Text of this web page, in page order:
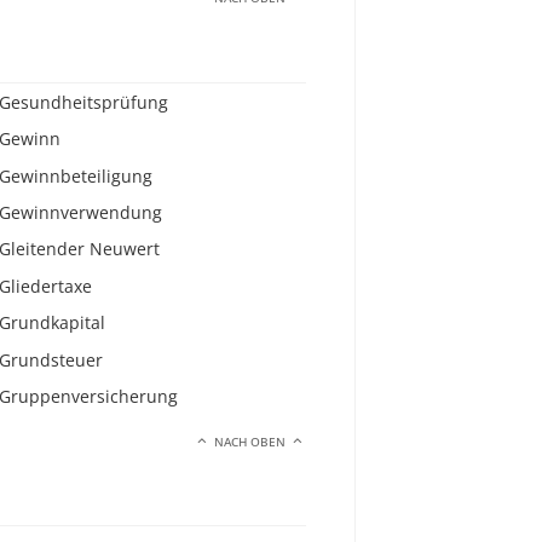
Gesundheitsprüfung
Gewinn
Gewinnbeteiligung
Gewinnverwendung
Gleitender Neuwert
Gliedertaxe
Grundkapital
Grundsteuer
Gruppenversicherung
NACH OBEN